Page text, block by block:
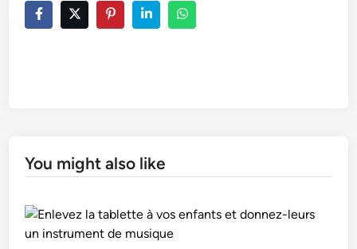
You might also like